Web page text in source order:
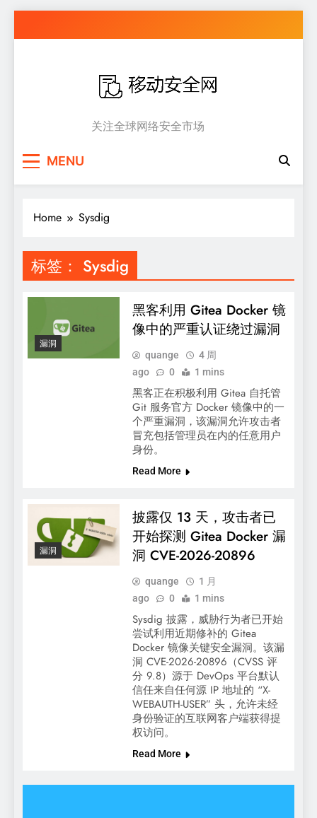
to
移动安全网
关注全球网络安全市场
MENU
Home Sysdig
标签： Sysdig
漏洞
黑客利用 Gitea Docker 镜
像中的严重认证绕过漏洞
quange
4 周
ago
0 1 mins
黑客正在积极利用 Gitea 自托管
Git 服务官方 Docker 镜像中的一
个严重漏洞，该漏洞允许攻击者
冒充包括管理员在内的任意用户
身份。
Read More
漏洞
披露仅 13 天，攻击者已
开始探测 Gitea Docker 漏
洞 CVE-2026-20896
quange
1 月
ago
0 1 mins
Sysdig 披露，威胁行为者已开始
尝试利用近期修补的 Gitea
Docker 镜像关键安全漏洞。该漏
洞 CVE-2026-20896（CVSS 评
分 9.8）源于 DevOps 平台默认
信任来自任何源 IP 地址的 “X-
WEBAUTH-USER” 头，允许未经
身份验证的互联网客户端获得提
权访问。
Read More